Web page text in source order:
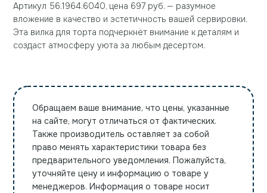
Артикул 56.1964.6040, цена 697 руб. — разумное
вложение в качество и эстетичность вашей сервировки.
Эта вилка для торта подчеркнёт внимание к деталям и
создаст атмосферу уюта за любым десертом.
Обращаем ваше внимание, что цены, указанные
на сайте, могут отличаться от фактических.
Также производитель оставляет за собой
право менять характеристики товара без
предварительного уведомления. Пожалуйста,
уточняйте цену и информацию о товаре у
менеджеров. Информация о товаре носит